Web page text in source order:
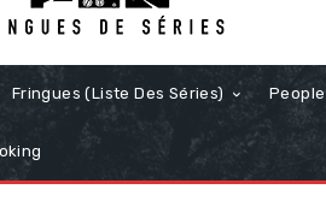
Fringues (Liste Des Séries) People